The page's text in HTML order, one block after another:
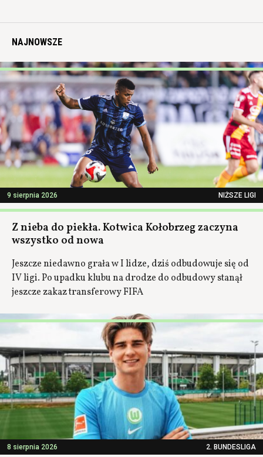
NAJNOWSZE
9 sierpnia 2026 NIŻSZE LIGI
Z nieba do piekła. Kotwica Kołobrzeg zaczyna
wszystko od nowa
Jeszcze niedawno grała w I lidze, dziś odbudowuje się od
IV ligi. Po upadku klubu na drodze do odbudowy stanął
jeszcze zakaz transferowy FIFA
8 sierpnia 2026 2. BUNDESLIGA